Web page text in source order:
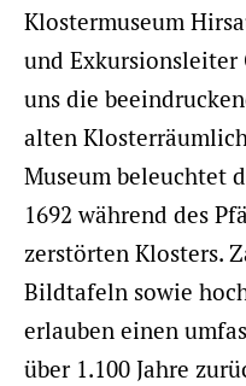
Klostermuseum
und Exkursionsleiter
uns die
alten
Museum beleuchtet
1692 während des
zerstörten Klosters.
Bildtafeln sowie
erlauben einen
über 1.100 Jahre